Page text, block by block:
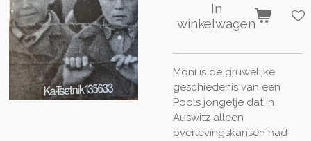
In
winkelwagen
Moni is de gruwelijke
geschiedenis van een
Pools jongetje dat in
Auswitz alleen
overlevingskansen had